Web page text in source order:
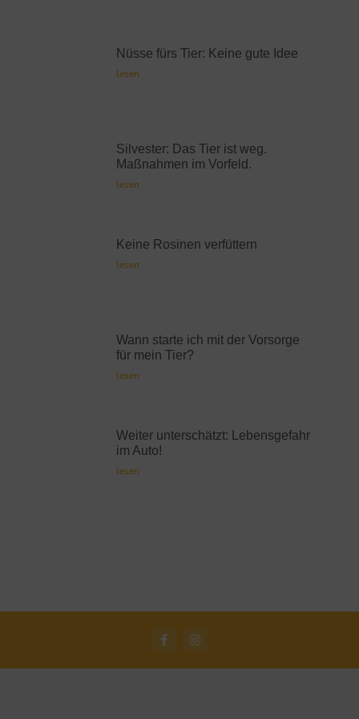
Nüsse fürs Tier: Keine gute Idee
lesen
Silvester: Das Tier ist weg.
Maßnahmen im Vorfeld.
lesen
Keine Rosinen verfüttern
lesen
Wann starte ich mit der Vorsorge
für mein Tier?
lesen
Weiter unterschätzt: Lebensgefahr
im Auto!
lesen